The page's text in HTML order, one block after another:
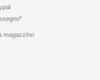
magazzino